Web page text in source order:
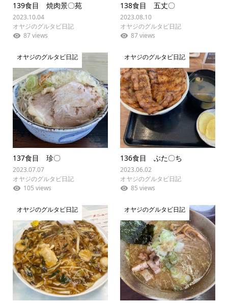
139食目 焼肉景〇苑
2023.10.04
オヤジのグルタビ日記
87 views
138食目 五丈〇
2023.08.10
オヤジのグルタビ日記
87 views
オヤジのグルタビ日記
137食目 珍〇
2023.07.07
オヤジのグルタビ日記
105 views
オヤジのグルタビ日記
136食目 ぶた〇ち
2023.06.02
オヤジのグルタビ日記
85 views
オヤジのグルタビ日記 オヤジのグルタビ日記